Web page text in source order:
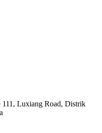
Luxiang Road, Distrik